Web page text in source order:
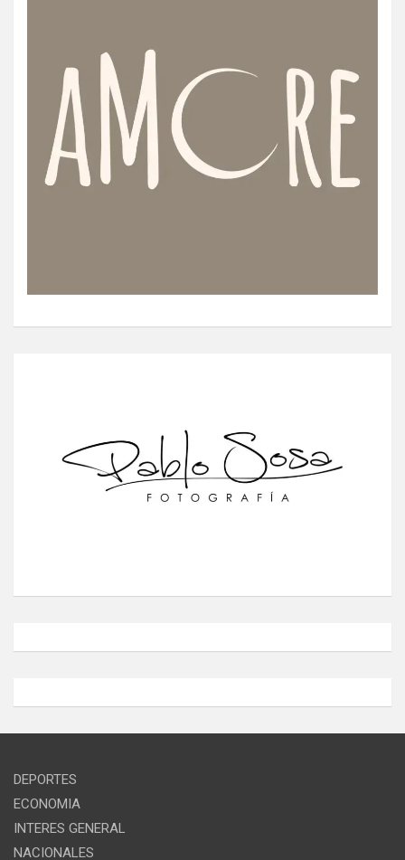
DEPORTES
ECONOMIA
INTERES GENERAL
NACIONALES